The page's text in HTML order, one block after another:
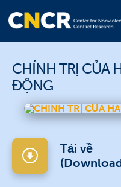
CHÍNH TRỊ CỦA
ĐỘNG
Tải về